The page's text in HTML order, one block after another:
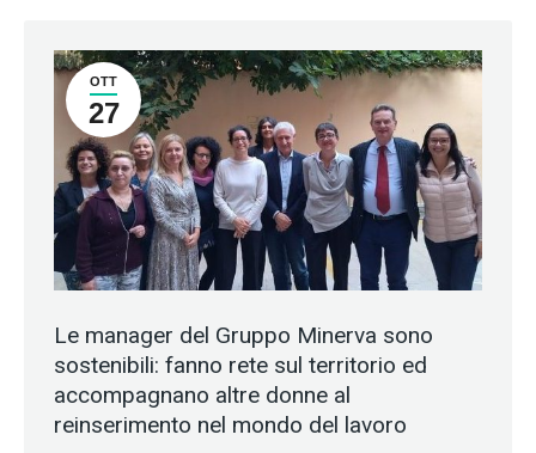
OTT
27
Le manager del Gruppo Minerva sono
sostenibili: fanno rete sul territorio ed
accompagnano altre donne al
reinserimento nel mondo del lavoro